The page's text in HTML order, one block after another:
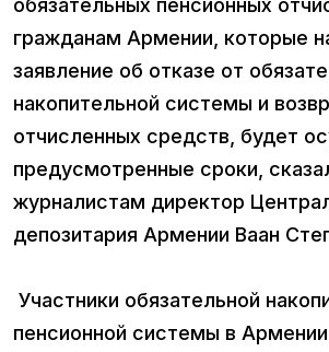
обязательных пенсионных
гражданам Армении, которые
заявление об отказе от
накопительной системы и
отчисленных средств, будет
предусмотренные сроки,
журналистам директор
депозитария Армении Ваан
Участники обязательной
пенсионной системы в